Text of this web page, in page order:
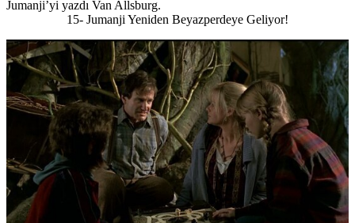
Jumanji’yi yazdı Van Allsburg.
15- Jumanji Yeniden Beyazperdeye Geliyor!